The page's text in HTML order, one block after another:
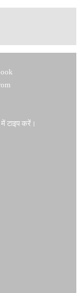
टाइप करें।